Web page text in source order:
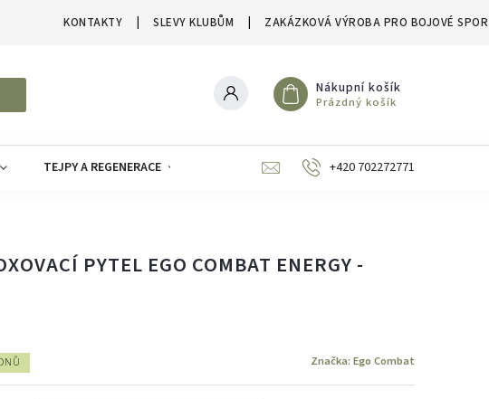
KONTAKTY SLEVY KLUBŮM ZAKÁZKOVÁ VÝROBA PRO BOJOVÉ
Nákupní košík
Prázdný košík
TEJPY A REGENERACE SLEVY A VÝPRODEJE
+420 702272771
PYTEL EGO COMBAT ENERGY -
Značka: Ego Combat